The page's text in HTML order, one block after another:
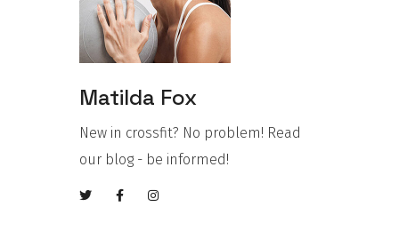
Matilda Fox
New in crossfit? No problem! Read
our blog - be informed!